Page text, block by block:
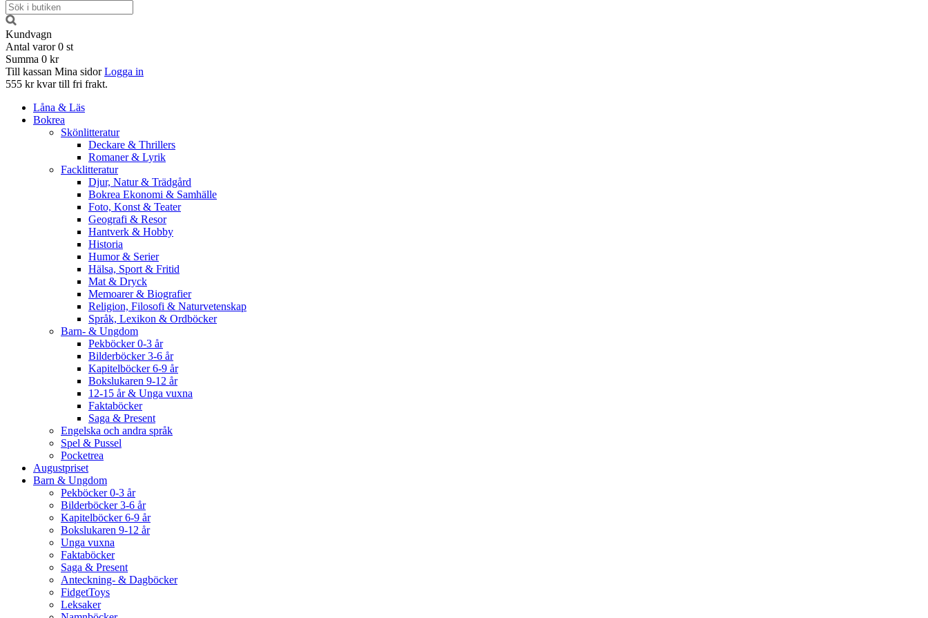
Kundvagn
Antal varor 0 st
Summa 0 kr
Till kassan Mina sidor Logga in
555 kr kvar till fri frakt.
Låna & Läs
Bokrea
Skönlitteratur
Deckare & Thrillers
Romaner & Lyrik
Facklitteratur
Djur, Natur & Trädgård
Bokrea Ekonomi & Samhälle
Foto, Konst & Teater
Geografi & Resor
Hantverk & Hobby
Historia
Humor & Serier
Hälsa, Sport & Fritid
Mat & Dryck
Memoarer & Biografier
Religion, Filosofi & Naturvetenskap
Språk, Lexikon & Ordböcker
Barn- & Ungdom
Pekböcker 0-3 år
Bilderböcker 3-6 år
Kapitelböcker 6-9 år
Bokslukaren 9-12 år
12-15 år & Unga vuxna
Faktaböcker
Saga & Present
Engelska och andra språk
Spel & Pussel
Pocketrea
Augustpriset
Barn & Ungdom
Pekböcker 0-3 år
Bilderböcker 3-6 år
Kapitelböcker 6-9 år
Bokslukaren 9-12 år
Unga vuxna
Faktaböcker
Saga & Present
Anteckning- & Dagböcker
FidgetToys
Leksaker